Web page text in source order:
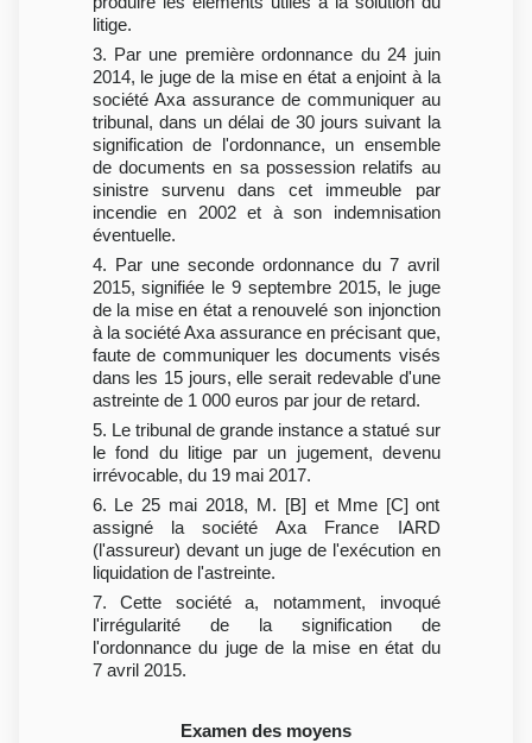
litige.
3. Par une première ordonnance du 24 juin
2014, le juge de la mise en état a enjoint à la
société Axa assurance de communiquer au
tribunal, dans un délai de 30 jours suivant la
signification de l'ordonnance, un ensemble
de documents en sa possession relatifs au
sinistre survenu dans cet immeuble par
incendie en 2002 et à son indemnisation
éventuelle.
4. Par une seconde ordonnance du 7 avril
2015, signifiée le 9 septembre 2015, le juge
de la mise en état a renouvelé son injonction
à la société Axa assurance en précisant que,
faute de communiquer les documents visés
dans les 15 jours, elle serait redevable d'une
astreinte de 1 000 euros par jour de retard.
5. Le tribunal de grande instance a statué sur
le fond du litige par un jugement, devenu
irrévocable, du 19 mai 2017.
6. Le 25 mai 2018, M. [B] et Mme [C] ont
assigné la société Axa France IARD
(l'assureur) devant un juge de l'exécution en
liquidation de l'astreinte.
7. Cette société a, notamment, invoqué
l'irrégularité de la signification de
l'ordonnance du juge de la mise en état du
7 avril 2015.
Examen des moyens